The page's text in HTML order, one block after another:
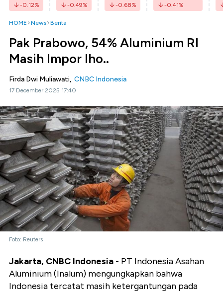
-0.12% -0.49% -0.68% -0.41%
HOME News Berita
Pak Prabowo, 54% Aluminium RI
Masih Impor lho..
Firda Dwi Muliawati, CNBC Indonesia
17 December 2025 17:40
Foto: Reuters
Jakarta, CNBC Indonesia - PT Indonesia Asahan
Aluminium (Inalum) mengungkapkan bahwa
Indonesia tercatat masih ketergantungan pada